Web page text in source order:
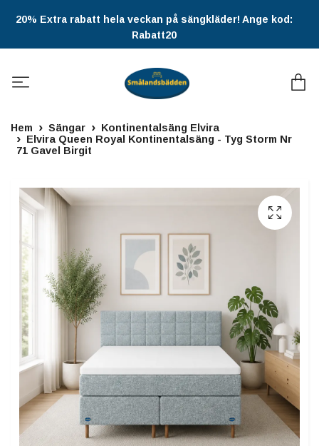
20% Extra rabatt hela veckan på sängkläder! Ange kod:
Rabatt20
Hem Sängar
Kontinentalsäng Elvira
Elvira Queen Royal Kontinentalsäng - Tyg Storm Nr
71 Gavel Birgit